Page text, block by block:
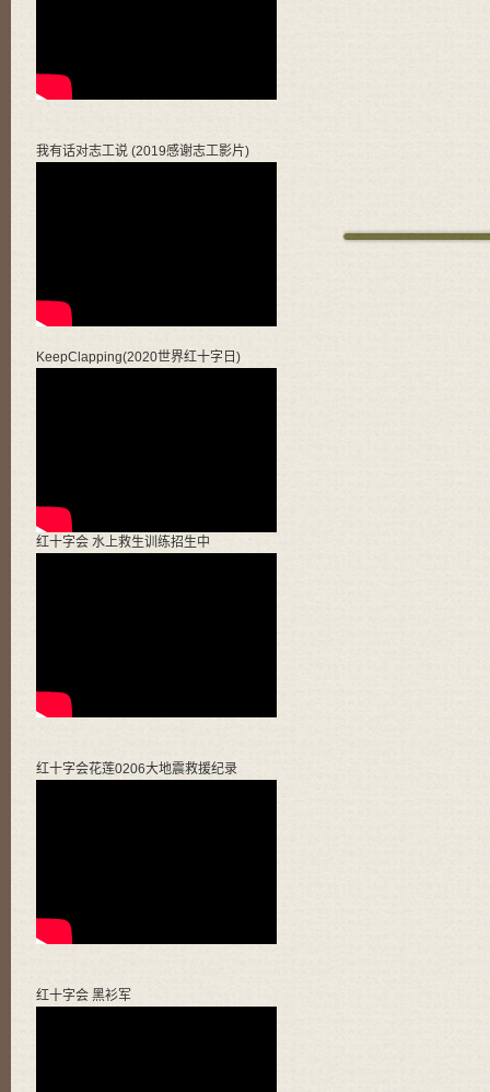
我有话对志工说 (2019感谢志工影片)
KeepClapping(2020世界红十字日)
红十字会 水上救生训练招生中
红十字会花莲0206大地震救援纪录
红十字会 黑衫军